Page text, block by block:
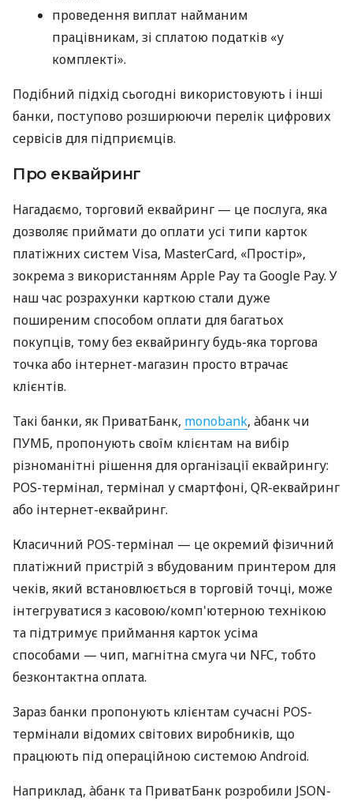
проведення виплат найманим
працівникам, зі сплатою податків «у
комплекті».
Подібний підхід сьогодні використовують і інші
банки, поступово розширюючи перелік цифрових
сервісів для підприємців.
Про еквайринг
Нагадаємо, торговий еквайринг — це послуга, яка
дозволяє приймати до оплати усі типи карток
платіжних систем Visa, MasterCard, «Простір»,
зокрема з використанням Apple Pay та Google Pay. У
наш час розрахунки карткою стали дуже
поширеним способом оплати для багатьох
покупців, тому без еквайрингу будь-яка торгова
точка або інтернет-магазин просто втрачає
клієнтів.
Такі банки, як ПриватБанк, monobank, àбанк чи
ПУМБ, пропонують своїм клієнтам на вибір
різноманітні рішення для організації еквайрингу:
POS-термінал, термінал у смартфоні, QR-еквайринг
або інтернет-еквайринг.
Класичний POS-термінал — це окремий фізичний
платіжний пристрій з вбудованим принтером для
чеків, який встановлюється в торговій точці, може
інтегруватися з касовою/комп'ютерною технікою
та підтримує приймання карток усіма
способами — чип, магнітна смуга чи NFC, тобто
безконтактна оплата.
Зараз банки пропонують клієнтам сучасні POS-
термінали відомих світових виробників, що
працюють під операційною системою Android.
Наприклад, àбанк та ПриватБанк розробили JSON-